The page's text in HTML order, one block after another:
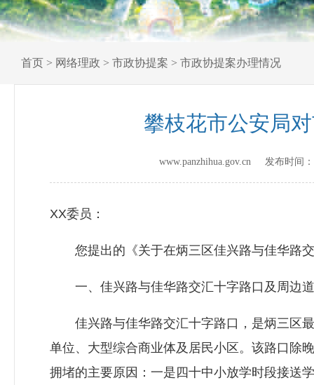
首页 > 网络理政 > 市政协提案 > 市政协提案办理情况
攀枝花市公安局
www.panzhihua.gov.cn 发布时间：
XX委员：
您提出的《关于在炳三区佳兴路与佳华路
一、佳兴路与佳华路交汇十字路口及周边
佳兴路与佳华路交汇十字路口，是炳三区
单位、大型综合商业体及居民小区。该路口除
拥堵的主要原因：一是四十中小放学时段接送